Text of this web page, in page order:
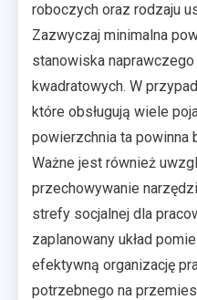
roboczych oraz rodzaju
Zazwyczaj minimalna
stanowiska
kwadratowych. W
które obsługują wiele
powierzchnia ta powinna
Ważne jest również
przechowywanie
strefy socjalnej dla
zaplanowany układ
efektywną organizację
potrzebnego na